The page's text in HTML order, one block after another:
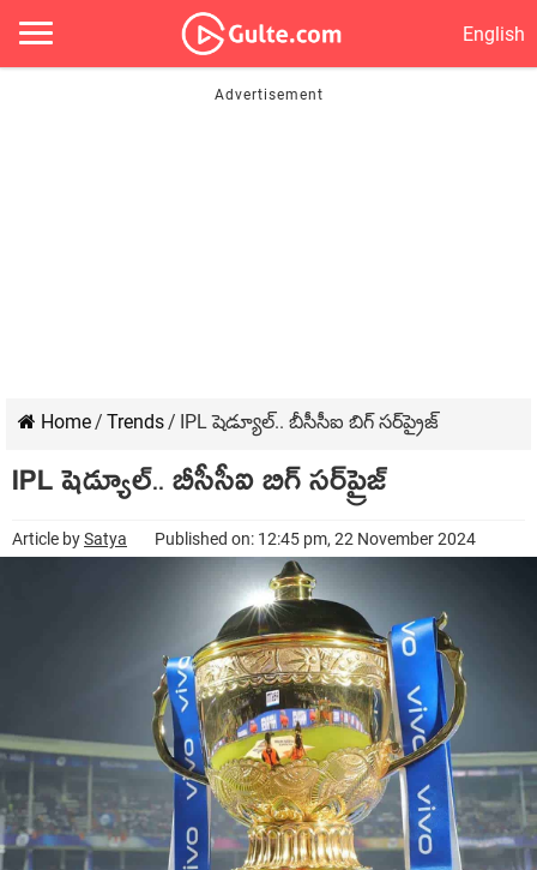
English
Home/ Trends/ IPL షెడ్యూల్.. బీసీసీఐ బిగ్ సర్‌ప్రైజ్
IPL షెడ్యూల్.. బీసీసీఐ బిగ్ సర్‌ప్రైజ్
Article bySatya Published on: 12:45 pm, 22 November 2024